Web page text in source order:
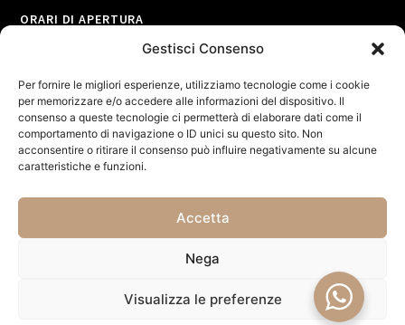
Gestisci Consenso
Per fornire le migliori esperienze, utilizziamo tecnologie come i cookie
per memorizzare e/o accedere alle informazioni del dispositivo. Il
consenso a queste tecnologie ci permetterà di elaborare dati come il
comportamento di navigazione o ID unici su questo sito. Non
acconsentire o ritirare il consenso può influire negativamente su alcune
caratteristiche e funzioni.
Accetta
Nega
Visualizza le preferenze
ORARI DI APERTURA
CONTATTI
info@oysterbistrot.com
Whatsapp:(+39) 3665730798
Tel: 0549907038